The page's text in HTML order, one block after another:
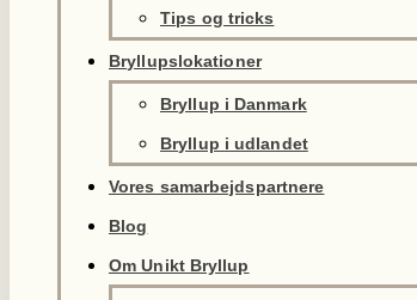
Tips og tricks
Bryllupslokationer
Bryllup i Danmark
Bryllup i udlandet
Vores samarbejdspartnere
Blog
Om Unikt Bryllup